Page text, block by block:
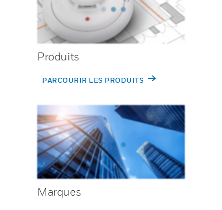
Produits
PARCOURIR LES PRODUITS
Marques